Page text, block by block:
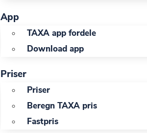
App
TAXA app fordele
Download app
Priser
Priser
Beregn TAXA pris
Fastpris